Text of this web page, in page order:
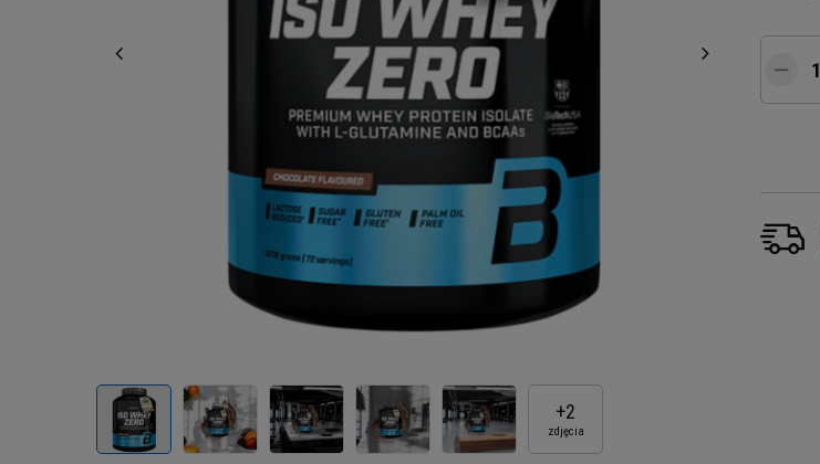
+2
zdjęcia